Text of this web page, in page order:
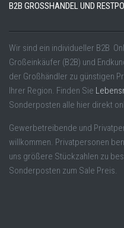
B2B GROSSHANDEL UND
Wir sind ein individueller B2B
Großeinkäufer (B2B) und
der Großhändler zu günstigen
Ihrer Region. Finden Sie
Sonderposten alle hier direkt
Gewerbetreibende und
willkommen. Privatpersonen
uns größere Stückzahlen zu
Sonderposten zum Sale Preis.